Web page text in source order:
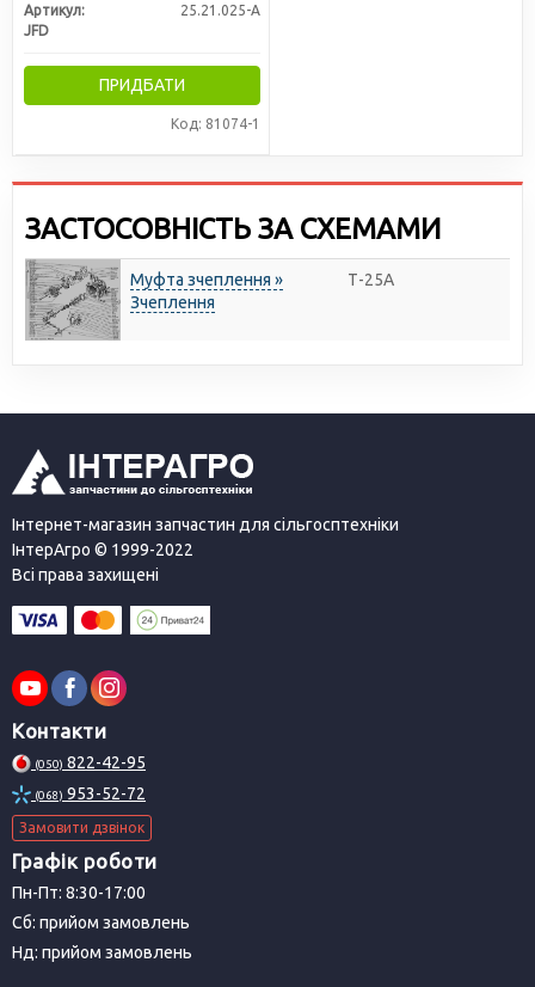
Артикул:
25.21.025-А
JFD
ПРИДБАТИ
Код: 81074-1
ЗАСТОСОВНІСТЬ ЗА СХЕМАМИ
Муфта зчеплення »
Зчеплення
Т-25А
Інтернет-магазин запчастин для сільгосптехніки
ІнтерАгро © 1999-2022
Всі права захищені
Контакти
(050) 822-42-95
(068) 953-52-72
Замовити дзвінок
Графік роботи
Пн-Пт: 8:30-17:00
Сб: прийом замовлень
Нд: прийом замовлень